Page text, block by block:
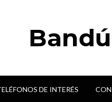
DE INTERÉS